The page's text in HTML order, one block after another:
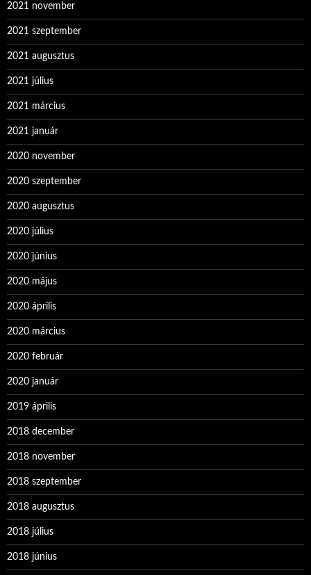
2021 november
2021 szeptember
2021 augusztus
2021 július
2021 március
2021 január
2020 november
2020 szeptember
2020 augusztus
2020 július
2020 június
2020 május
2020 április
2020 március
2020 február
2020 január
2019 április
2018 december
2018 november
2018 szeptember
2018 augusztus
2018 július
2018 június